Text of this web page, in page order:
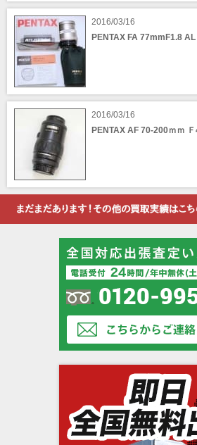
2016/03/16
PENTAX FA 77mmF1.8
2016/03/16
PENTAX AF 70-200ｍｍ Ｆ